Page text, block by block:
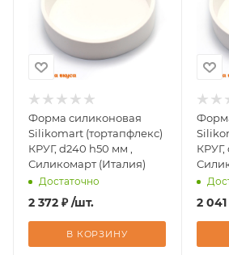
Форма силиконовая
Silikomart (тортапфлекс)
КРУГ, d240 h50 мм ,
Силикомарт (Италия)
Достаточно
2 372 ₽ /шт.
В КОРЗИНУ
КРУГ,
2 041